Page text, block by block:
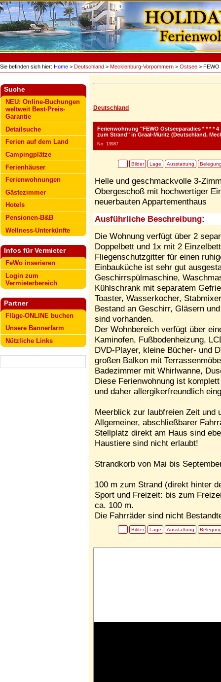
Sie befinden sich hier: Home > Deutschland > Mecklenburg-Vorpommern > Ostsee > FEWO
Suche
NEU: Online-Buchungen
weltweit Best-Preis-
Garantie
Detailsuche
Ferien auf dem Land
Campingplätze
Ferienhäuser
Ferienwohnungen
Gästezimmer
Hotels
Pensionen-B&B
Wellness-Unterkünfte
Infos für Vermieter
FeWo inserieren
Login zum
Vermieterbereich
Partner
Flüge-ONLINE buchen
Unsere Bannerfarm
Nützliche Links
Deutschland
Ferienwohnung "FEWO Ostseeparadies * * * *
zum Strand" in Graal-Müritz (Deutschland,
No. 13987
Bilder Lage Ausstattung
Helle und geschmackvolle 3-
Obergeschoß mit hochwertiger
neuerbauten Appartementhaus
Ausführliche Beschreibung:
Die Wohnung verfügt über 2
Doppelbett und 1x mit 2
Fliegenschutzgitter für einen
Einbauküche ist sehr gut
Geschirrspülmaschine,
Kühlschrank mit separatem
Toaster, Wasserkocher,
Bestand an Geschirr, Gläsern
sind vorhanden.
Der Wohnbereich verfügt über
Kaminofen, Fußbodenheizung,
DVD-Player, kleine Bücher- und
großen Balkon mit
Badezimmer mit Whirlwanne,
Diese Ferienwohnung ist
und daher allergikerfreundlich
Meerblick zur laubfreien Zeit und
Allgemeiner, abschließbarer
Stellplatz direkt am Haus sind
Haustiere sind nicht erlaubt!
Strandkorb von Mai bis
100 m zum Strand (direkt hinter
Sport und Freizeit: bis zum
ca. 100 m.
Die Fahrräder sind nicht
Bilder Lage Ausstattung